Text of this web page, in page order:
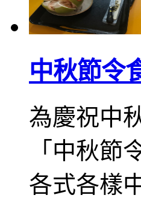
中秋節令
為慶祝中
「中秋節
各式各樣